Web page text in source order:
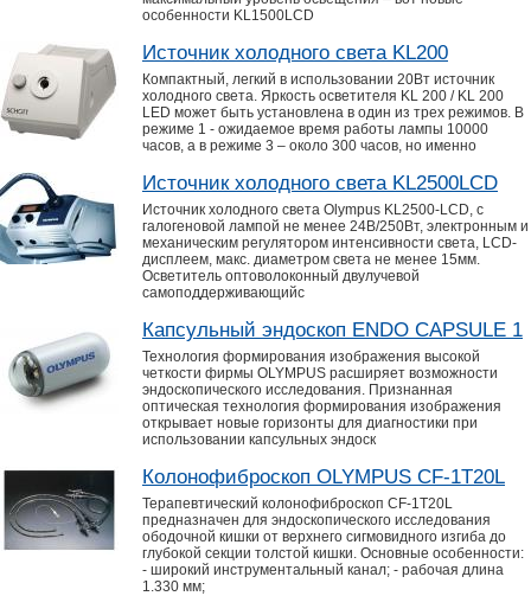
особенности KL1500LCD
Источник холодного света KL200
Компактный, легкий в использовании 20Вт источник
холодного света. Яркость осветителя KL 200 / KL 200
LED может быть установлена в один из трех режимов. В
режиме 1 - ожидаемое время работы лампы 10000
часов, а в режиме 3 – около 300 часов, но именно
Источник холодного света KL2500LCD
Источник холодного света Olympus KL2500-LCD, с
галогеновой лампой не менее 24В/250Вт, электронным и
механическим регулятором интенсивности света, LCD-
дисплеем, макс. диаметром света не менее 15мм.
Осветитель оптоволоконный двулучевой
самоподдерживающийс
Капсульный эндоскоп ENDO CAPSULE 1
Технология формирования изображения высокой
четкости фирмы OLYMPUS расширяет возможности
эндоскопического исследования. Признанная
оптическая технология формирования изображения
открывает новые горизонты для диагностики при
использовании капсульных эндоск
Колонофиброскоп OLYMPUS CF-1T20L
Терапевтический колонофиброскоп CF-1Т20L
предназначен для эндоскопического исследования
ободочной кишки от верхнего сигмовидного изгиба до
глубокой секции толстой кишки. Основные особенности:
- широкий инструментальный канал; - рабочая длина
1.330 мм;